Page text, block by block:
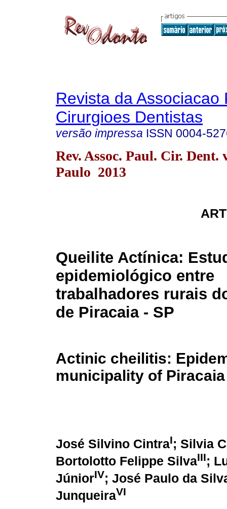
Revista da Associacao
Cirurgioes Dentistas
versão impressa ISSN 0004-
Rev. Assoc. Paul. Cir. Dent.
Paulo 2013
Queilite Actínica:
epidemiológico entre
trabalhadores rurais
de Piracaia - SP
Actinic cheilitis:
municipality of Piracaia
José Silvino CintraI; Silvia
Bortolotto Felippe SilvaIII;
JúniorIV; José Paulo da
JunqueiraVI